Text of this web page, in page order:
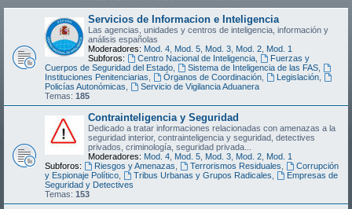
Servicios de Informacion e Inteligencia
Las agencias, unidades y centros de inteligencia, información y
análisis españolas
Moderadores: Mod. 4 Mod. 5 Mod. 3 Mod. 2 Mod. 1
Subforos:
Centro Nacional de Inteligencia,
Fuerzas y
Cuerpos de Seguridad del Estado
Sistema de Inteligencia de las FAS,
Instituciones Penitenciarias
Órganos de Coordinación, Legislación,
Policías Autonómicas
Servicio de Vigilancia Aduanera
Temas: 185
Contrainteligencia y Seguridad
Dedicado a tratar informaciones relacionadas con amenazas a la
seguridad interior, contrainteligencia y seguridad, detectives
privados, criminología, seguridad privada...
Moderadores: Mod. 4 Mod. 5 Mod. 3 Mod. 2 Mod. 1
Subforos:
Riesgos y Amenazas Terrorismos Residuales
Corrupción
y Espionaje Político
Tribus Urbanas y Grupos Radicales
Empresas de
Seguridad y Detectives
Temas: 153